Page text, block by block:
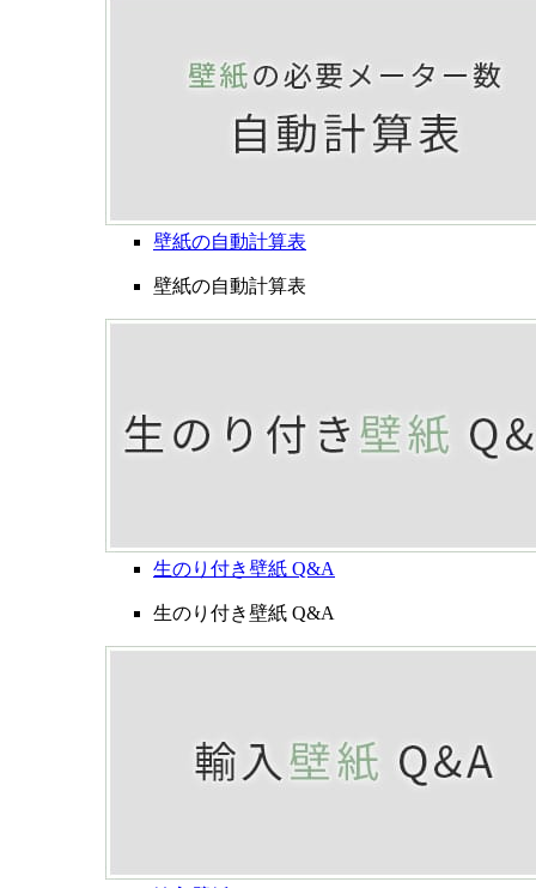
壁紙の自動計算表
壁紙の自動計算表
生のり付き壁紙 Q&A
生のり付き壁紙 Q&A